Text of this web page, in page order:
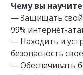
Чему вы
— Защищать свой
99% интернет-
— Находить и
безопасность
— Обеспечивать